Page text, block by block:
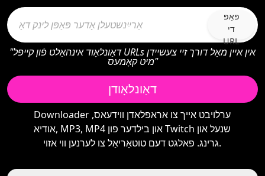
פּאַפּ
די
URL
"דאַונלאָוד אינהאַלט פֿון קייפל URLs אין איין מאָל דורך זיי צעשיידן
מיט קאָמעס"
דאַונלאָודן
Downloader ערלויבט אייך צו אראפלאדן ווידעאס,
אודיא, MP3, MP4 און בילדער פון Twitch שנעל און
גרינג. פאלגט דעם טוטאָריאַל צו לערנען ווי אזוי.